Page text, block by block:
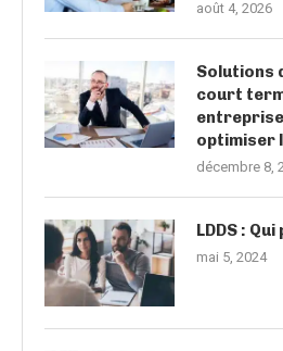
août 4, 2026
Solutions
court
optimiser
décembre 8,
LDDS :
mai 5, 2024